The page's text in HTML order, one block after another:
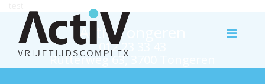
Activ Tongeren
012 23 33 43
Rutterweg 63, 3700 Tongeren